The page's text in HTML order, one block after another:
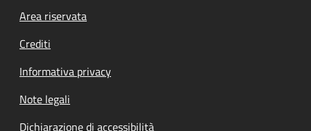
Footer menu
Area riservata
Crediti
Informativa privacy
Note legali
Dichiarazione di accessibilità